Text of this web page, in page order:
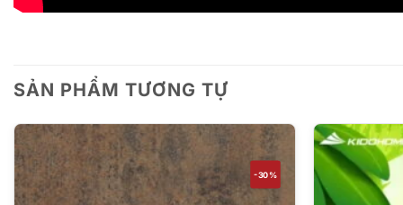
SẢN PHẨM TƯƠNG TỰ
-30%